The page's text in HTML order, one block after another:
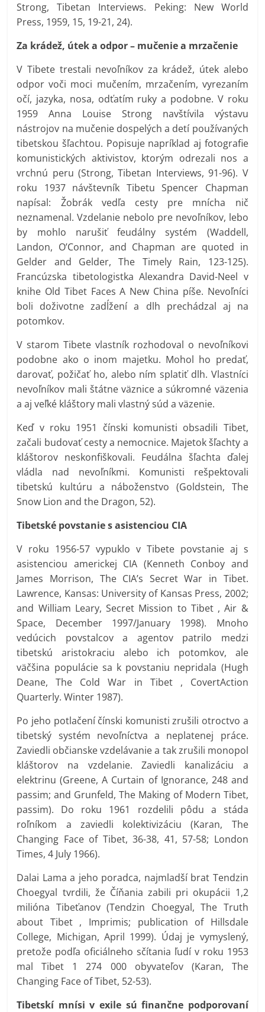
Strong, Tibetan Interviews. Peking: New World
Press, 1959, 15, 19-21, 24).
Za krádež, útek a odpor – mučenie a mrzačenie
V Tibete trestali nevoľníkov za krádež, útek alebo
odpor voči moci mučením, mrzačením, vyrezaním
očí, jazyka, nosa, odťatím ruky a podobne. V roku
1959 Anna Louise Strong navštívila výstavu
nástrojov na mučenie dospelých a detí používaných
tibetskou šľachtou. Popisuje napríklad aj fotografie
komunistických aktivistov, ktorým odrezali nos a
vrchnú peru (Strong, Tibetan Interviews, 91-96). V
roku 1937 návštevník Tibetu Spencer Chapman
napísal: Žobrák vedľa cesty pre mnícha nič
neznamenal. Vzdelanie nebolo pre nevoľníkov, lebo
by mohlo narušiť feudálny systém (Waddell,
Landon, O’Connor, and Chapman are quoted in
Gelder and Gelder, The Timely Rain, 123-125).
Francúzska tibetologistka Alexandra David-Neel v
knihe Old Tibet Faces A New China píše. Nevoľníci
boli doživotne zadĺžení a dlh prechádzal aj na
potomkov.
V starom Tibete vlastník rozhodoval o nevoľníkovi
podobne ako o inom majetku. Mohol ho predať,
darovať, požičať ho, alebo ním splatiť dlh. Vlastníci
nevoľníkov mali štátne väznice a súkromné väzenia
a aj veľké kláštory mali vlastný súd a väzenie.
Keď v roku 1951 čínski komunisti obsadili Tibet,
začali budovať cesty a nemocnice. Majetok šľachty a
kláštorov neskonfiškovali. Feudálna šľachta ďalej
vládla nad nevoľníkmi. Komunisti rešpektovali
tibetskú kultúru a náboženstvo (Goldstein, The
Snow Lion and the Dragon, 52).
Tibetské povstanie s asistenciou CIA
V roku 1956-57 vypuklo v Tibete povstanie aj s
asistenciou americkej CIA (Kenneth Conboy and
James Morrison, The CIA’s Secret War in Tibet.
Lawrence, Kansas: University of Kansas Press, 2002;
and William Leary, Secret Mission to Tibet , Air &
Space, December 1997/January 1998). Mnoho
vedúcich povstalcov a agentov patrilo medzi
tibetskú aristokraciu alebo ich potomkov, ale
väčšina populácie sa k povstaniu nepridala (Hugh
Deane, The Cold War in Tibet , CovertAction
Quarterly. Winter 1987).
Po jeho potlačení čínski komunisti zrušili otroctvo a
tibetský systém nevoľníctva a neplatenej práce.
Zaviedli občianske vzdelávanie a tak zrušili monopol
kláštorov na vzdelanie. Zaviedli kanalizáciu a
elektrinu (Greene, A Curtain of Ignorance, 248 and
passim; and Grunfeld, The Making of Modern Tibet,
passim). Do roku 1961 rozdelili pôdu a stáda
roľníkom a zaviedli kolektivizáciu (Karan, The
Changing Face of Tibet, 36-38, 41, 57-58; London
Times, 4 July 1966).
Dalai Lama a jeho poradca, najmladší brat Tendzin
Choegyal tvrdili, že Číňania zabili pri okupácii 1,2
milióna Tibeťanov (Tendzin Choegyal, The Truth
about Tibet , Imprimis; publication of Hillsdale
College, Michigan, April 1999). Údaj je vymyslený,
pretože podľa oficiálneho sčítania ľudí v roku 1953
mal Tibet 1 274 000 obyvateľov (Karan, The
Changing Face of Tibet, 52-53).
Tibetskí mnísi v exile sú finančne podporovaní